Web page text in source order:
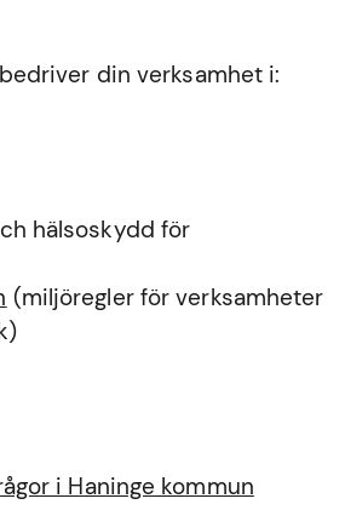
din verksamhet i:
hälsoskydd för
(miljöregler för verksamheter
i Haninge kommun